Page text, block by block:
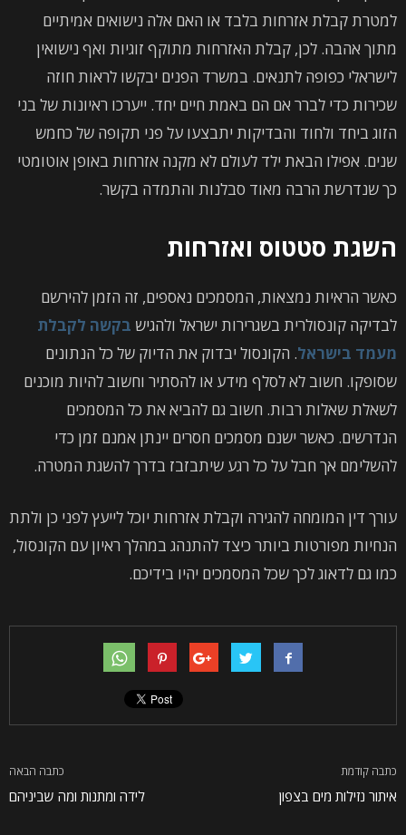
למטרת קבלת אזרחות בלבד או האם אלה נישואים אמיתיים
מתוך אהבה. לכן, קבלת האזרחות מתוקף זוגיות ואף נישואין
לישראלי כפופה לתנאים. במשרד הפנים יבקשו לראות חוזה
שכירות כדי לברר אם הם באמת חיים יחד. ייערכו ראיונות של בני
הזוג ביחד ולחוד והבדיקות יתבצעו על פני תקופה של כחמש
שנים. אפילו הבאת ילד לעולם לא מקנה אזרחות באופן אוטומטי
כך שנדרשת הרבה מאוד סבלנות והתמדה בקשר.
השגת סטטוס ואזרחות
כאשר הראיות נמצאות, המסמכים נאספים, זה הזמן להירשם
לבדיקה קונסולרית בשגרירות ישראל ולהגיש בקשה לקבלת
מעמד בישראל. הקונסול יבדוק את הדיוק של כל הנתונים
שסופקו. חשוב לא לסלף מידע או להסתיר וחשוב להיות מוכנים
לשאלת שאלות רבות. חשוב גם להביא את כל המסמכים
הנדרשים. כאשר ישנם מסמכים חסרים יינתן אמנם זמן כדי
להשלימם אך חבל על כל רגע שיתבזבז בדרך להשגת המטרה.
עורך דין המומחה להגירה וקבלת אזרחות יוכל לייעץ לפני כן ולתת
הנחיות מפורטות ביותר כיצד להתנהג במהלך ראיון עם הקונסול,
כמו גם לדאוג לכך שכל המסמכים יהיו בידיכם.
כתבה קודמת
איתור נזילות מים בצפון
כתבה הבאה
לידה ומתנות ומה שביניהם